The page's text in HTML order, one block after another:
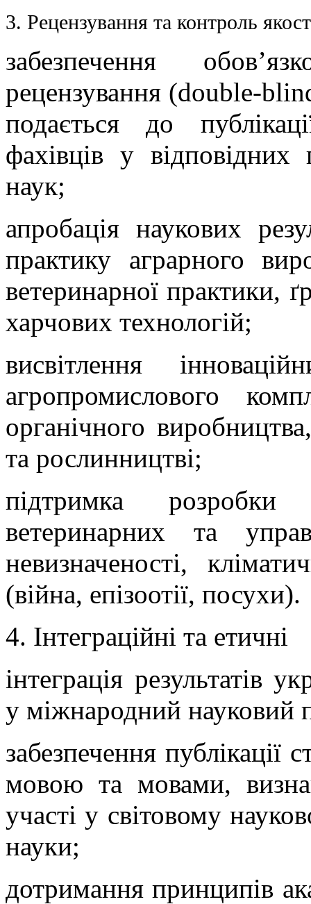
3. Рецензування та контроль
забезпечення
рецензування (double-
подається до
фахівців у відповідних
наук;
апробація наукових
практику аграрного
ветеринарної практики,
харчових технологій;
висвітлення
агропромислового
органічного
та рослинництві;
підтримка розробки
ветеринарних та
невизначеності,
(війна, епізоотії, посухи).
4. Інтеграційні та етичні
інтеграція результатів
у міжнародний науковий
забезпечення
мовою та мовами,
участі у світовому
науки;
дотримання принципів